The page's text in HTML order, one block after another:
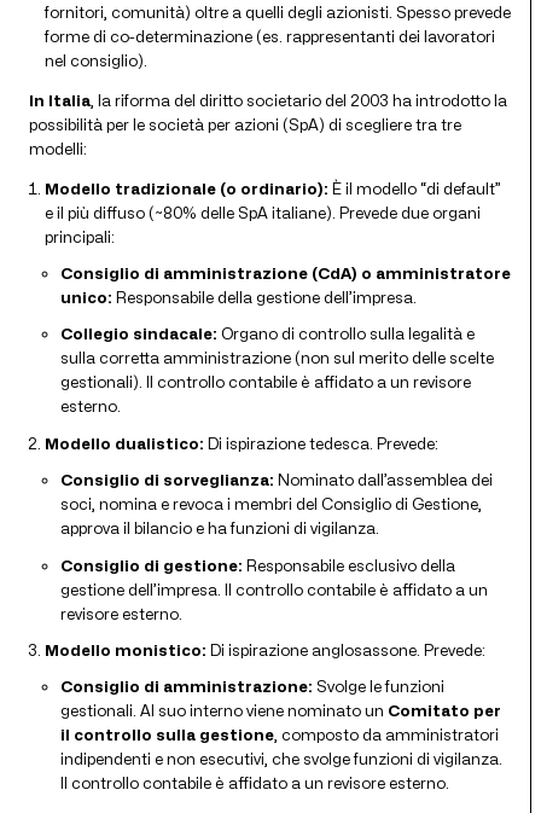
fornitori, comunità) oltre a quelli degli azionisti. Spesso prevede
forme di co-determinazione (es. rappresentanti dei lavoratori
nel consiglio).
In Italia , la riforma del diritto societario del 2003 ha introdotto la
possibilità per le società per azioni (SpA) di scegliere tra tre
modelli:
Modello tradizionale (o ordinario): È il modello “di default”
e il più diffuso (~80% delle SpA italiane). Prevede due organi
principali:
Consiglio di amministrazione (CdA) o amministratore
unico: Responsabile della gestione dell’impresa.
Collegio sindacale: Organo di controllo sulla legalità e
sulla corretta amministrazione (non sul merito delle scelte
gestionali). Il controllo contabile è affidato a un revisore
esterno.
Modello dualistico: Di ispirazione tedesca. Prevede:
Consiglio di sorveglianza: Nominato dall’assemblea dei
soci, nomina e revoca i membri del Consiglio di Gestione,
approva il bilancio e ha funzioni di vigilanza.
Consiglio di gestione: Responsabile esclusivo della
gestione dell’impresa. Il controllo contabile è affidato a un
revisore esterno.
Modello monistico: Di ispirazione anglosassone. Prevede:
Consiglio di amministrazione: Svolge le funzioni
gestionali. Al suo interno viene nominato un Comitato per
il controllo sulla gestione, composto da amministratori
indipendenti e non esecutivi, che svolge funzioni di vigilanza.
Il controllo contabile è affidato a un revisore esterno.